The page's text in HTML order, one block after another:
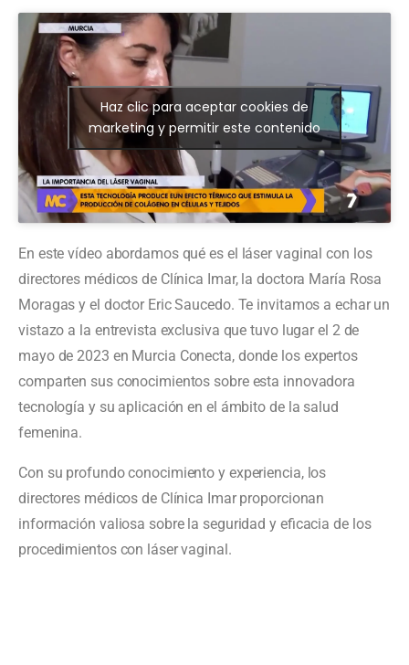
Haz clic para aceptar cookies de
marketing y permitir este contenido
En este vídeo abordamos qué es el láser vaginal con los
directores médicos de Clínica Imar, la doctora María Rosa
Moragas y el doctor Eric Saucedo. Te invitamos a echar un
vistazo a la entrevista exclusiva que tuvo lugar el 2 de
mayo de 2023 en Murcia Conecta, donde los expertos
comparten sus conocimientos sobre esta innovadora
tecnología y su aplicación en el ámbito de la salud
femenina.
Con su profundo conocimiento y experiencia, los
directores médicos de Clínica Imar proporcionan
información valiosa sobre la seguridad y eficacia de los
procedimientos con láser vaginal.